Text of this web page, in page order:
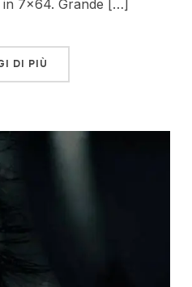
in 7×64. Grande […]
DI PIÙ